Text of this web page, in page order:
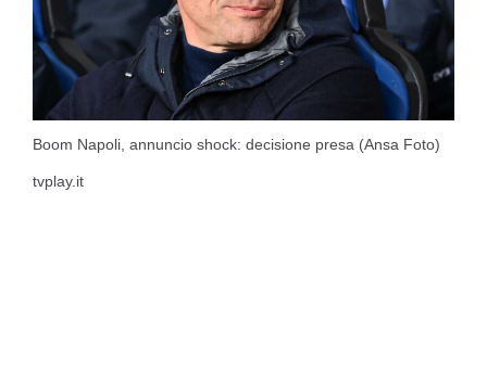
Boom Napoli, annuncio shock: decisione presa (Ansa Foto)
tvplay.it